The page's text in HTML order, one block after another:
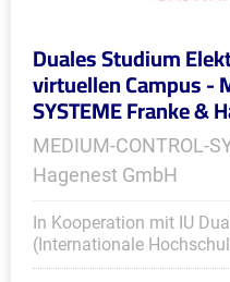
Duales Studium
virtuellen Campus -
SYSTEME Franke &
MEDIUM-CONTROL-
Hagenest GmbH
In Kooperation mit IU
(Internationale